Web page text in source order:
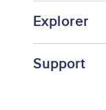
Explorer
Support